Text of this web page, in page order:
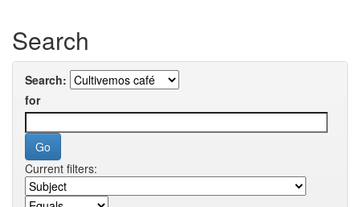
Search
Search:
for
Current filters: